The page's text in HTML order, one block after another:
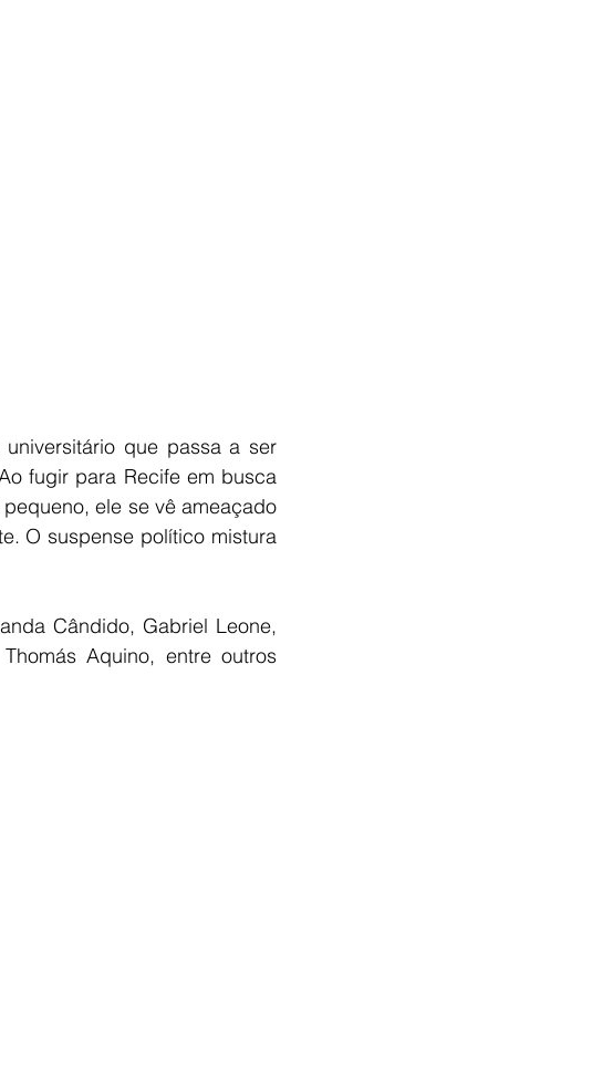
que passa a ser
fugir para Recife em busca
ele se vê ameaçado
O suspense político mistura
Cândido, Gabriel Leone,
Aquino, entre outros